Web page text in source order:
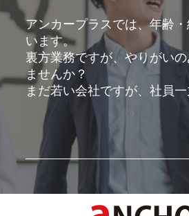
アンカープラスでは、年齢
います。
裏方業務ですが、やりがい
ませんか？
まだ若い会社ですが、社員